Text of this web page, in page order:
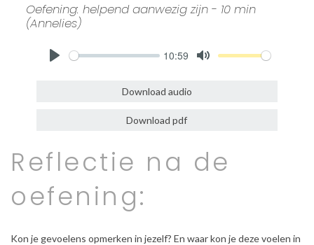
Oefening: helpend aanwezig zijn - 10 min
(Annelies)
10:59
Download audio
Download pdf
Reflectie na de
oefening:
Kon je gevoelens opmerken in jezelf? En waar kon je deze voelen in